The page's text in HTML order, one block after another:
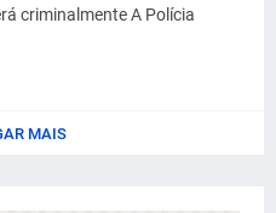
criminalmente A Polícia
MAIS